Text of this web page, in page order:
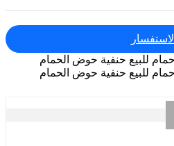
الاستفسار